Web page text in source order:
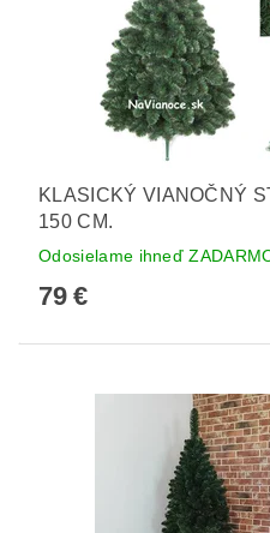
KLASICKÝ VIANOČNÝ
150 CM.
Odosielame ihneď
79 €